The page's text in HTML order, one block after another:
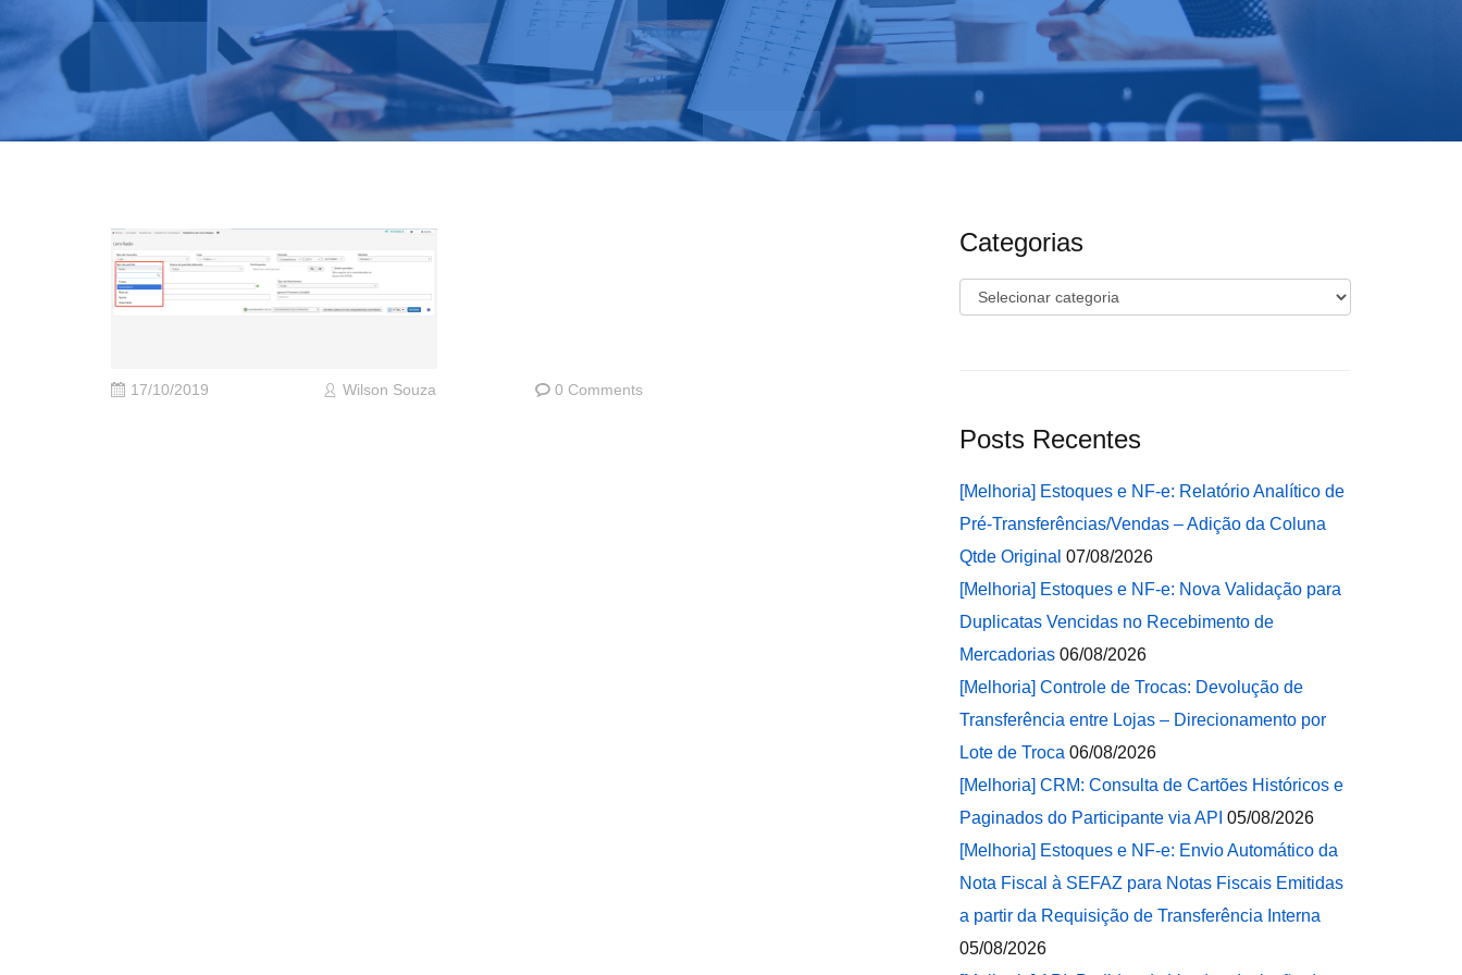
17/10/2019 Wilson Souza 0 Comments
Categorias
Categorias
Posts Recentes
[Melhoria] Estoques e NF-e: Relatório Analítico de
Pré-Transferências/Vendas – Adição da Coluna
Qtde Original 07/08/2026
[Melhoria] Estoques e NF-e: Nova Validação para
Duplicatas Vencidas no Recebimento de
Mercadorias 06/08/2026
[Melhoria] Controle de Trocas: Devolução de
Transferência entre Lojas – Direcionamento por
Lote de Troca 06/08/2026
[Melhoria] CRM: Consulta de Cartões Históricos e
Paginados do Participante via API 05/08/2026
[Melhoria] Estoques e NF-e: Envio Automático da
Nota Fiscal à SEFAZ para Notas Fiscais Emitidas
a partir da Requisição de Transferência Interna
05/08/2026